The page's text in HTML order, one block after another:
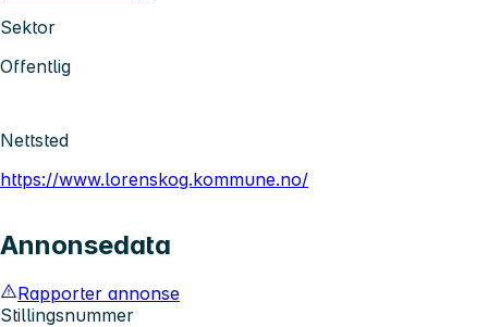
Sektor
Offentlig
Nettsted
https://www.lorenskog.kommune.no/
Annonsedata
Rapporter annonse
Stillingsnummer